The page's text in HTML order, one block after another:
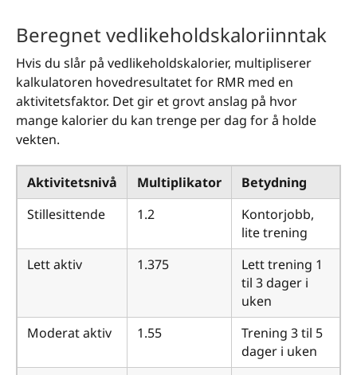
Beregnet vedlikeholdskaloriinntak
Hvis du slår på vedlikeholdskalorier, multipliserer
kalkulatoren hovedresultatet for RMR med en
aktivitetsfaktor. Det gir et grovt anslag på hvor
mange kalorier du kan trenge per dag for å holde
vekten.
Aktivitetsnivå Multiplikator
Betydning
Stillesittende
1.2
Kontorjobb,
lite trening
Lett aktiv
1.375
Lett trening 1
til 3 dager i
uken
Moderat aktiv
1.55
Trening 3 til 5
dager i uken